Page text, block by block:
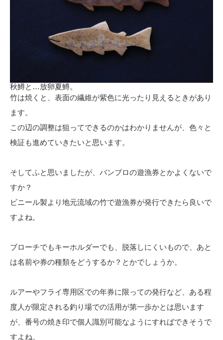
秋鱒と…放卵夏鱒。
竹は焼くと、表面の繊維が紫色に光ったり見えるときがあり
ます。
この辺の調整は狙ってできるのかはわかりませんが、色々と
検証も進めていきたいと思います。
そしてふと思いましたが、バンブロの遊漁券とかよくないで
すか？
ビニール製より地元流域の竹で遊漁券が発行できたら良いで
すよね。
ブローチでもキーホルダーでも、脱落しにくいもので、あと
は名前や券の種類をどうするか？とかでしょうか。
ルアーやフライ専用区での年券に限っての発行など、ある程
度人が限定される釣り場での活用が第一歩かとは思います
が、番号の焼き印で個人識別可能なようにすればできそうで
すよね。